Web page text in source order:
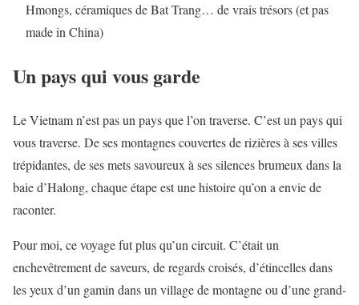
Hmongs, céramiques de Bat Trang… de vrais trésors (et pas
made in China)
Un pays qui vous garde
Le Vietnam n’est pas un pays que l’on traverse. C’est un pays qui
vous traverse. De ses montagnes couvertes de rizières à ses villes
trépidantes, de ses mets savoureux à ses silences brumeux dans la
baie d’Halong, chaque étape est une histoire qu’on a envie de
raconter.
Pour moi, ce voyage fut plus qu’un circuit. C’était un
enchevêtrement de saveurs, de regards croisés, d’étincelles dans
les yeux d’un gamin dans un village de montagne ou d’une grand-